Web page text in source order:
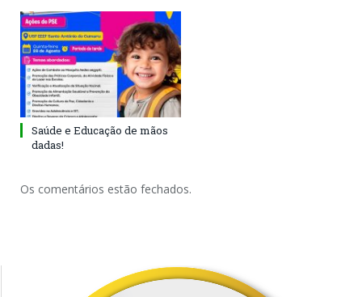
Saúde e Educação de mãos
dadas!
Os comentários estão fechados.